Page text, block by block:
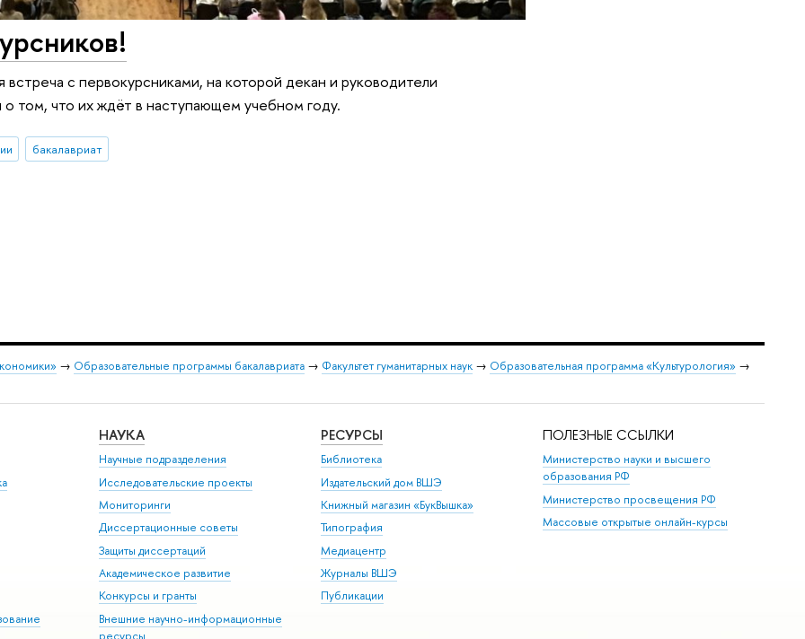
встреча с первокурсниками, на которой декан и руководители
о том, что их ждёт в наступающем учебном году.
бакалавриат
→ Образовательные программы бакалавриата→ Факультет гуманитарных наук→ Образовательная программа «Культурология» →
НАУКА
Научные подразделения
Исследовательские проекты
Мониторинги
Диссертационные советы
Защиты диссертаций
Академическое развитие
Конкурсы и гранты
Внешние научно-информационные
ресурсы
РЕСУРСЫ
Библиотека
Издательский дом ВШЭ
Книжный магазин «БукВышка»
Типография
Медиацентр
Журналы ВШЭ
Публикации
ПОЛЕЗНЫЕ ССЫЛКИ
Министерство науки и высшего
образования РФ
Министерство просвещения РФ
Массовые открытые онлайн-курсы